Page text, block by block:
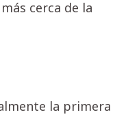
cerca de la
la primera